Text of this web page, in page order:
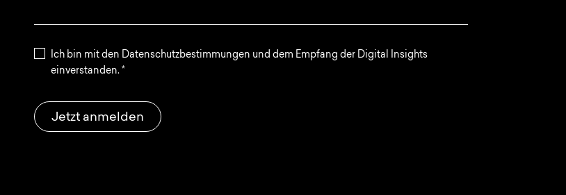
Ich bin mit den Datenschutzbestimmungen und dem Empfang der Digital Insights
einverstanden. *
Jetzt anmelden